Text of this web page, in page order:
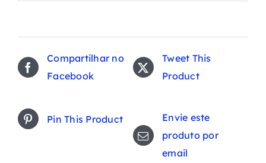
Compartilhar no
Facebook
Tweet This
Product
Pin This Product
Envie este
produto por
email